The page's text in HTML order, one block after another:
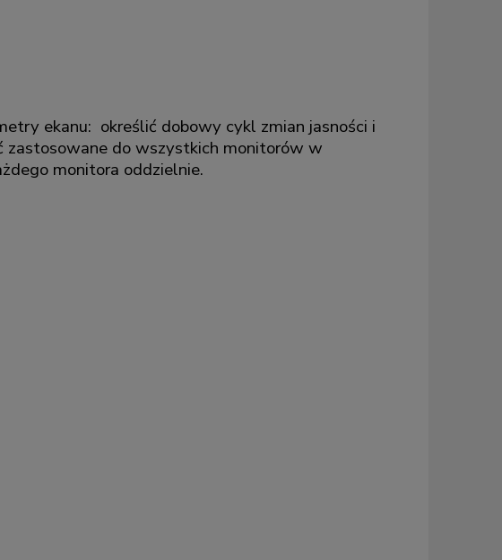
ekanu: określić dobowy cykl zmian jasności i
zastosowane do wszystkich monitorów w
monitora oddzielnie.